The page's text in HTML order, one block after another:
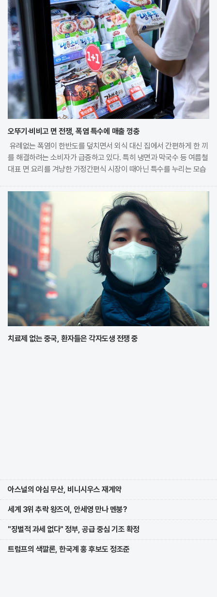
오뚜기·비비고 면 전쟁, 폭염 특수에 매출 껑충
유례없는 폭염이 한반도를 덮치면서 외식 대신 집에서 간편하게 한 끼
를 해결하려는 소비자가 급증하고 있다. 특히 냉면과 막국수 등 여름철
대표 면 요리를 겨냥한 가정간편식 시장이 때아닌 특수를 누리는 모습
앞세워 시장 점유율 확대에 박차를 가하고
치료제 없는 중국, 환자들은 각자도생 전쟁 중
아스널의 야심 무산, 비니시우스 재계약
세계 3위 추락 왕즈이, 안세영 만나 멘붕?
"징벌적 과세 없다" 정부, 공급 중심 기조 확정
트럼프의 색깔론, 한국계 홍 후보도 정조준